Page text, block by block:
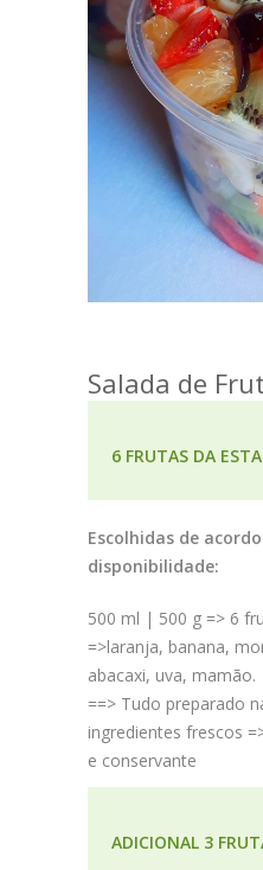
Salada de
6 FRUTAS DA
Escolhidas de
disponibilidade:
500 ml | 500 g => 6
=>laranja, banana,
abacaxi, uva, mamão.
==> Tudo preparado
ingredientes frescos
e conservante
ADICIONAL 3